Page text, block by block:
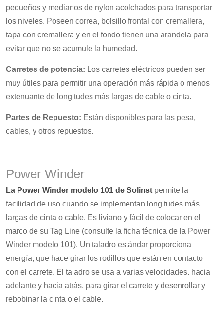
pequeños y medianos de nylon acolchados para transportar
los niveles. Poseen correa, bolsillo frontal con cremallera,
tapa con cremallera y en el fondo tienen una arandela para
evitar que no se acumule la humedad.
Carretes de potencia: Los carretes eléctricos pueden ser
muy útiles para permitir una operación más rápida o menos
extenuante de longitudes más largas de cable o cinta.
Partes de Repuesto: Están disponibles para las pesa,
cables, y otros repuestos.
Power Winder
La Power Winder modelo 101 de Solinst permite la
facilidad de uso cuando se implementan longitudes más
largas de cinta o cable. Es liviano y fácil de colocar en el
marco de su Tag Line (consulte la ficha técnica de la Power
Winder modelo 101). Un taladro estándar proporciona
energía, que hace girar los rodillos que están en contacto
con el carrete. El taladro se usa a varias velocidades, hacia
adelante y hacia atrás, para girar el carrete y desenrollar y
rebobinar la cinta o el cable.